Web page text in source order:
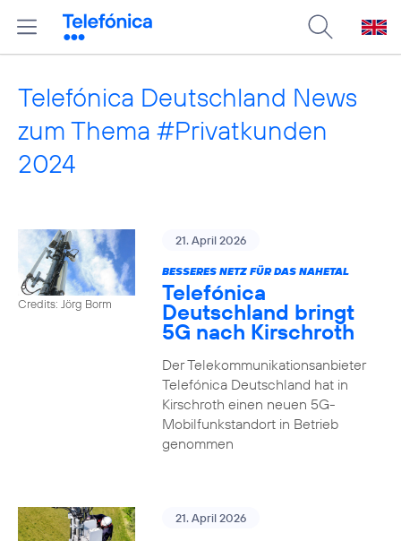
Telefónica Deutschland News
zum Thema #Privatkunden
2024
Credits: Jörg Borm
21. April 2026
BESSERES NETZ FÜR DAS NAHETAL
Telefónica
Deutschland bringt
5G nach Kirschroth
Der Telekommunikationsanbieter
Telefónica Deutschland hat in
Kirschroth einen neuen 5G-
Mobilfunkstandort in Betrieb
genommen
21. April 2026